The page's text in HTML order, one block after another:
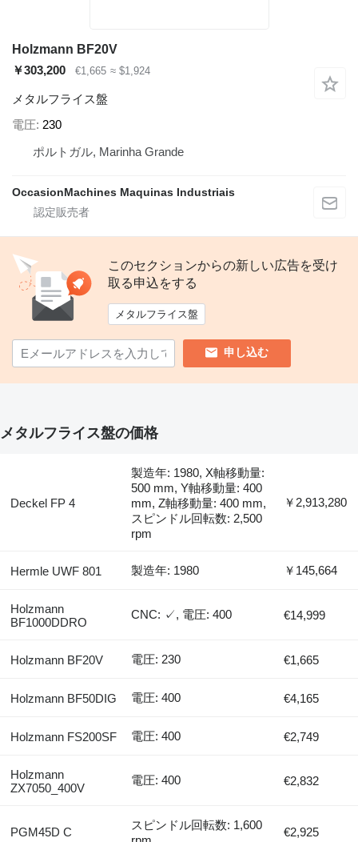
Holzmann BF20V
￥303,200
€1,665 ≈ $1,924
メタルフライス盤
電圧 230
ポルトガル, Marinha Grande
OccasionMachines Maquinas Industriais
このセクションからの新しい広告を受け
取る申込をする
メタルフライス盤
申し込む
メタルフライス盤の価格
Deckel FP 4
製造年: 1980, X軸移動量:
500 mm, Y軸移動量: 400
mm, Z軸移動量: 400 mm,
スピンドル回転数: 2,500
rpm
￥2,913,280
Hermle UWF 801 製造年: 1980 ￥145,664
Holzmann
BF1000DDRO
CNC: ✓, 電圧: 400 €14,999
Holzmann BF20V 電圧: 230 €1,665
Holzmann BF50DIG 電圧: 400 €4,165
Holzmann FS200SF 電圧: 400 €2,749
Holzmann
ZX7050_400V
電圧: 400 €2,832
PGM45D C
スピンドル回転数: 1,600
€2,925